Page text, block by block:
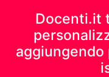
Docenti.it
aggiungendo